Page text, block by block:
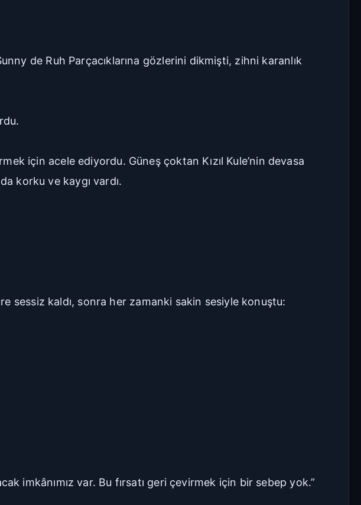
Geniş Çok Geniş
Manuel Yazı Boyutu
Düz
de Ruh Parçacıklarına gözlerini dikmişti, zihni karanlık
için acele ediyordu. Güneş çoktan Kızıl Kule’nin devasa
korku ve kaygı vardı.
sessiz kaldı, sonra her zamanki sakin sesiyle konuştu:
imkânımız var. Bu fırsatı geri çevirmek için bir sebep yok.”